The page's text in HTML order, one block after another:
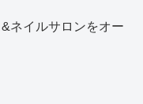
ネイルサロンをオー